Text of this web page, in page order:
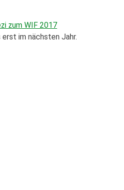
zum WIF 2017
im nächsten Jahr.